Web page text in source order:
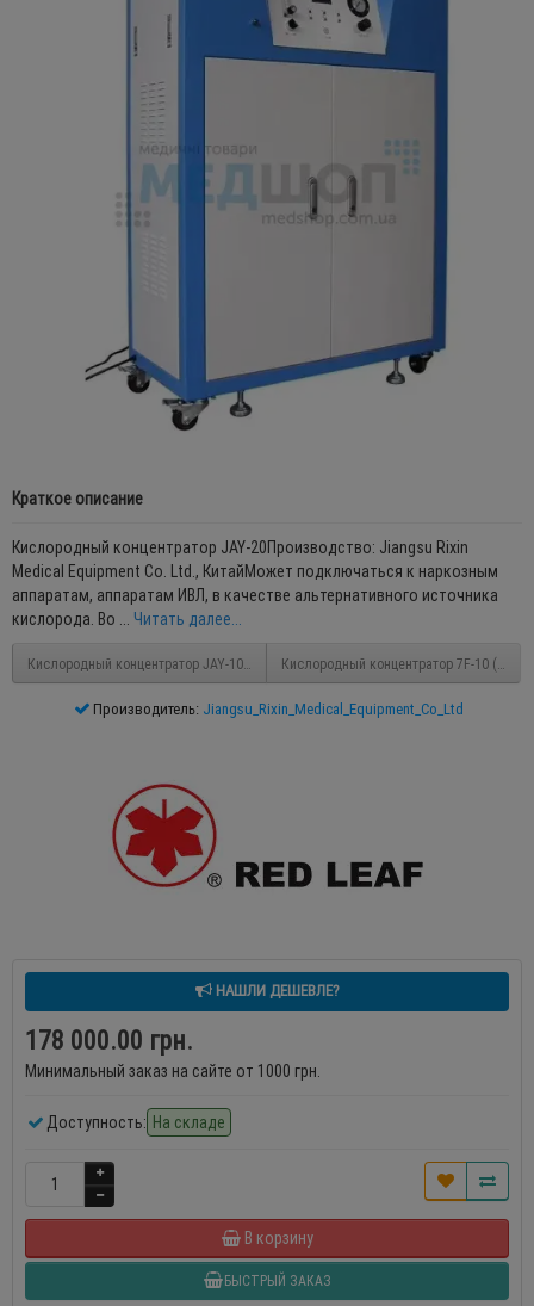
Краткое описание
Кислородный концентратор JAY-20Производство: Jiangsu Rixin
Medical Equipment Со. Ltd., КитайМожет подключаться к наркозным
аппаратам, аппаратам ИВЛ, в качестве альтернативного источника
кислорода. Во ... Читать далее...
Кислородный концентратор JAY-10 (Двойной поток)Кислородный концентратор 7F-10 (без
Производитель: Jiangsu_Rixin_Medical_Equipment_Co_Ltd
НАШЛИ ДЕШЕВЛЕ?
178 000.00 грн.
Минимальный заказ на сайте от 1000 грн.
Доступность: На складе
В корзину
БЫСТРЫЙ ЗАКАЗ